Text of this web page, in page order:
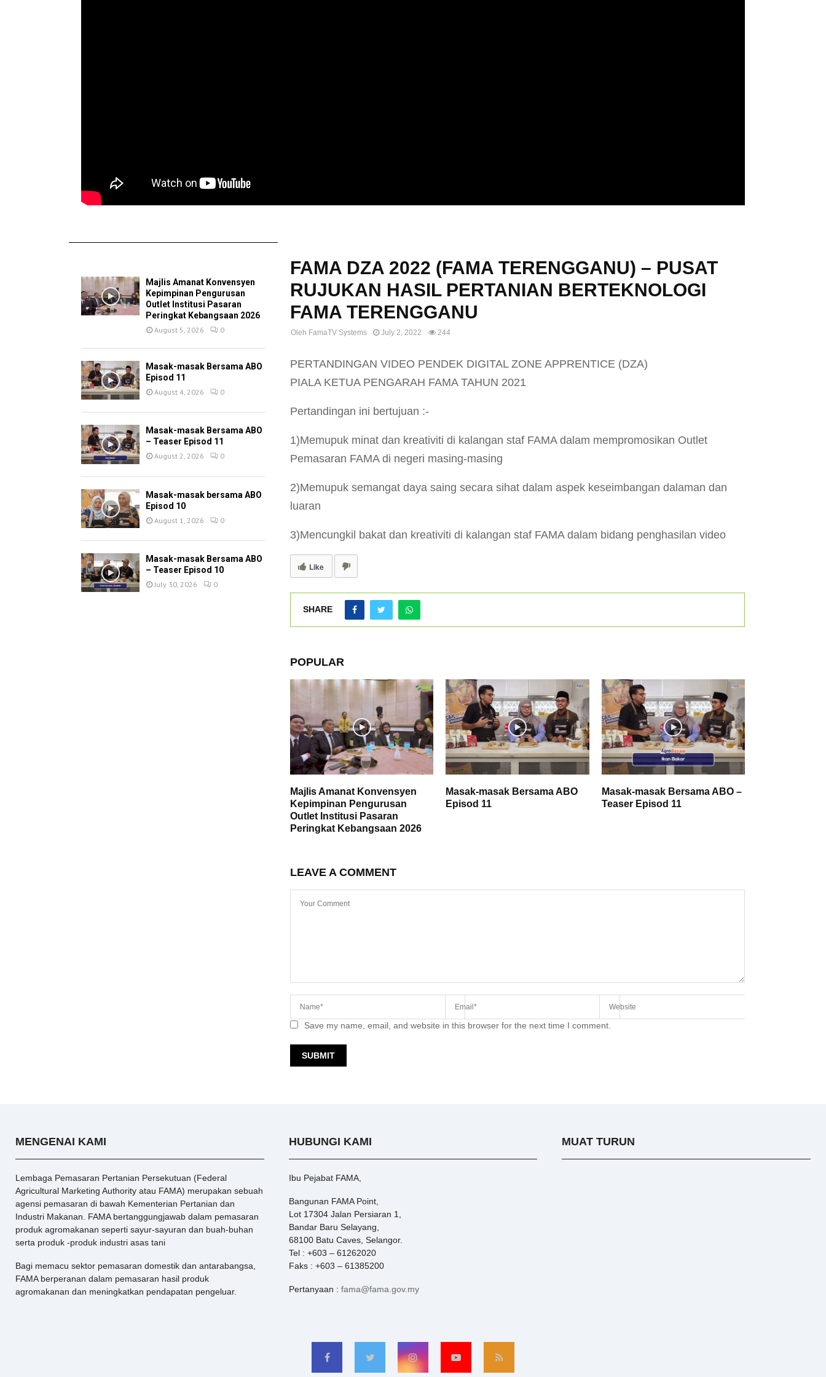
FAMA DZA 2022 (FAMA TERENGGANU) – PUSAT
RUJUKAN HASIL PERTANIAN BERTEKNOLOGI
FAMA TERENGGANU
Oleh FamaTV Systems July 2, 2022 244
PERTANDINGAN VIDEO PENDEK DIGITAL ZONE APPRENTICE (DZA)
PIALA KETUA PENGARAH FAMA TAHUN 2021
Pertandingan ini bertujuan :-
1)Memupuk minat dan kreativiti di kalangan staf FAMA dalam mempromosikan Outlet
Pemasaran FAMA di negeri masing-masing
2)Memupuk semangat daya saing secara sihat dalam aspek keseimbangan dalaman dan
luaran
3)Mencungkil bakat dan kreativiti di kalangan staf FAMA dalam bidang penghasilan video
Like
SHARE
POPULAR
Majlis Amanat Konvensyen
Kepimpinan Pengurusan
Outlet Institusi Pasaran
Peringkat Kebangsaan 2026
Masak-masak Bersama ABO
Episod 11
Masak-masak Bersama ABO –
Teaser Episod 11
LEAVE A COMMENT
Save my name, email, and website in this browser for the next time I comment.
Majlis Amanat Konvensyen
Kepimpinan Pengurusan
Outlet Institusi Pasaran
Peringkat Kebangsaan 2026
August 5, 2026 0
Masak-masak Bersama ABO
Episod 11
August 4, 2026 0
Masak-masak Bersama ABO
– Teaser Episod 11
August 2, 2026 0
Masak-masak bersama ABO
Episod 10
August 1, 2026 0
Masak-masak Bersama ABO
– Teaser Episod 10
July 30, 2026 0
MENGENAI KAMI
Lembaga Pemasaran Pertanian Persekutuan (Federal
Agricultural Marketing Authority atau FAMA) merupakan sebuah
agensi pemasaran di bawah Kementerian Pertanian dan
Industri Makanan. FAMA bertanggungjawab dalam pemasaran
produk agromakanan seperti sayur-sayuran dan buah-buhan
serta produk -produk industri asas tani
Bagi memacu sektor pemasaran domestik dan antarabangsa,
FAMA berperanan dalam pemasaran hasil produk
agromakanan dan meningkatkan pendapatan pengeluar.
HUBUNGI KAMI
Ibu Pejabat FAMA,
Bangunan FAMA Point,
Lot 17304 Jalan Persiaran 1,
Bandar Baru Selayang,
68100 Batu Caves, Selangor.
Tel : +603 – 61262020
Faks : +603 – 61385200
Pertanyaan : fama@fama.gov.my
MUAT TURUN